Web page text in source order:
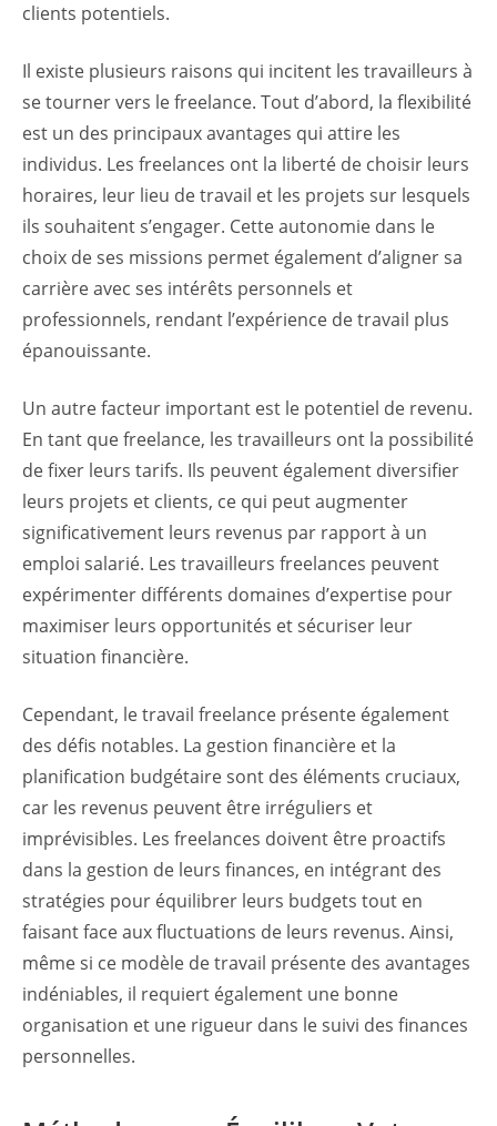
clients potentiels.
Il existe plusieurs raisons qui incitent les travailleurs à
se tourner vers le freelance. Tout d’abord, la flexibilité
est un des principaux avantages qui attire les
individus. Les freelances ont la liberté de choisir leurs
horaires, leur lieu de travail et les projets sur lesquels
ils souhaitent s’engager. Cette autonomie dans le
choix de ses missions permet également d’aligner sa
carrière avec ses intérêts personnels et
professionnels, rendant l’expérience de travail plus
épanouissante.
Un autre facteur important est le potentiel de revenu.
En tant que freelance, les travailleurs ont la possibilité
de fixer leurs tarifs. Ils peuvent également diversifier
leurs projets et clients, ce qui peut augmenter
significativement leurs revenus par rapport à un
emploi salarié. Les travailleurs freelances peuvent
expérimenter différents domaines d’expertise pour
maximiser leurs opportunités et sécuriser leur
situation financière.
Cependant, le travail freelance présente également
des défis notables. La gestion financière et la
planification budgétaire sont des éléments cruciaux,
car les revenus peuvent être irréguliers et
imprévisibles. Les freelances doivent être proactifs
dans la gestion de leurs finances, en intégrant des
stratégies pour équilibrer leurs budgets tout en
faisant face aux fluctuations de leurs revenus. Ainsi,
même si ce modèle de travail présente des avantages
indéniables, il requiert également une bonne
organisation et une rigueur dans le suivi des finances
personnelles.